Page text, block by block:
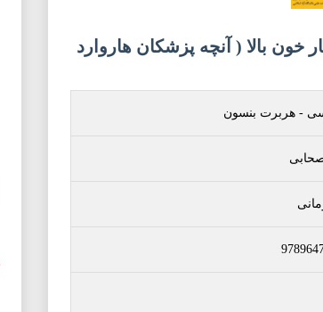
بالا ( آنچه پزشکان هاروارد
- هربرت بنسون